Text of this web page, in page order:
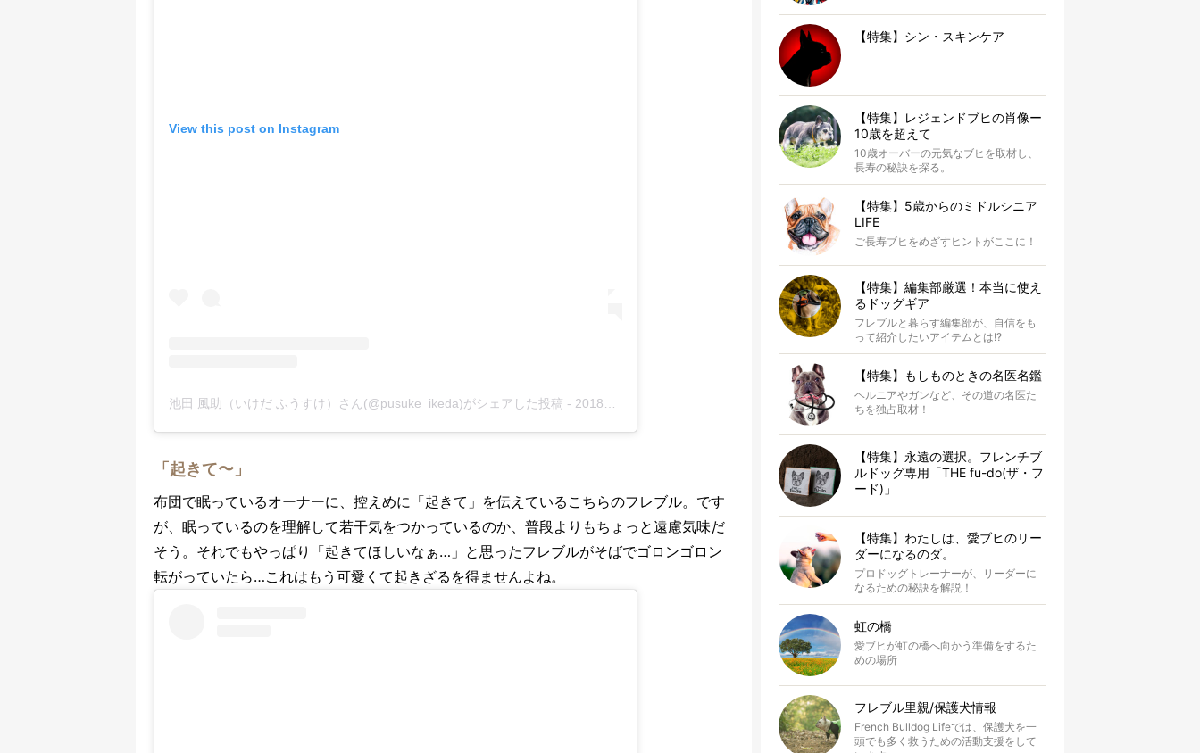
View this post on Instagram
池田 風助（いけだ ふうすけ）さん(@pusuke_ikeda)がシェアした投稿 - 2018年10月月27日午後6時42分PDT
「起きて〜」
布団で眠っているオーナーに、控えめに「起きて」を伝えているこちらのフレブル。です
が、眠っているのを理解して若干気をつかっているのか、普段よりもちょっと遠慮気味だ
そう。それでもやっぱり「起きてほしいなぁ…」と思ったフレブルがそばでゴロンゴロン
転がっていたら…これはもう可愛くて起きざるを得ませんよね。
【特集】シン・スキンケア
【特集】レジェンドブヒの肖像ー
10歳を超えて
10歳オーバーの元気なブヒを取材し、
長寿の秘訣を探る。
【特集】5歳からのミドルシニア
LIFE
ご長寿ブヒをめざすヒントがここに！
【特集】編集部厳選！本当に使え
るドッグギア
フレブルと暮らす編集部が、自信をも
って紹介したいアイテムとは!?
【特集】もしものときの名医名鑑
ヘルニアやガンなど、その道の名医た
ちを独占取材！
【特集】永遠の選択。フレンチブ
ルドッグ専用「THE fu-do(ザ・フ
ード)」
【特集】わたしは、愛ブヒのリー
ダーになるのダ。
プロドッグトレーナーが、リーダーに
なるための秘訣を解説！
虹の橋
愛ブヒが虹の橋へ向かう準備をするた
めの場所
フレブル里親/保護犬情報
French Bulldog Lifeでは、保護犬を一
頭でも多く救うための活動支援をして